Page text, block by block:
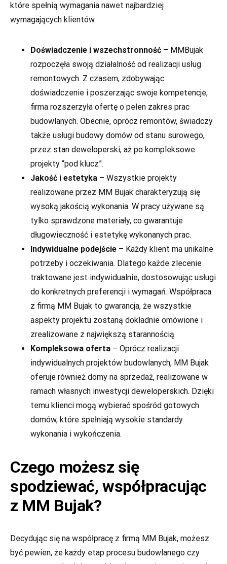
które spełnią wymagania nawet najbardziej
wymagających klientów.
Doświadczenie i wszechstronność – MMBujak
rozpoczęła swoją działalność od realizacji usług
remontowych. Z czasem, zdobywając
doświadczenie i poszerzając swoje kompetencje,
firma rozszerzyła ofertę o pełen zakres prac
budowlanych. Obecnie, oprócz remontów, świadczy
także usługi budowy domów od stanu surowego,
przez stan deweloperski, aż po kompleksowe
projekty “pod klucz”.
Jakość i estetyka – Wszystkie projekty
realizowane przez MM Bujak charakteryzują się
wysoką jakością wykonania. W pracy używane są
tylko sprawdzone materiały, co gwarantuje
długowieczność i estetykę wykonanych prac.
Indywidualne podejście – Każdy klient ma unikalne
potrzeby i oczekiwania. Dlatego każde zlecenie
traktowane jest indywidualnie, dostosowując usługi
do konkretnych preferencji i wymagań. Współpraca
z firmą MM Bujak to gwarancja, że wszystkie
aspekty projektu zostaną dokładnie omówione i
zrealizowane z największą starannością.
Kompleksowa oferta – Oprócz realizacji
indywidualnych projektów budowlanych, MM Bujak
oferuje również domy na sprzedaż, realizowane w
ramach własnych inwestycji deweloperskich. Dzięki
temu klienci mogą wybierać spośród gotowych
domów, które spełniają wysokie standardy
wykonania i wykończenia.
Czego możesz się
spodziewać, współpracując
z MM Bujak?
Decydując się na współpracę z firmą MM Bujak, możesz
być pewien, że każdy etap procesu budowlanego czy